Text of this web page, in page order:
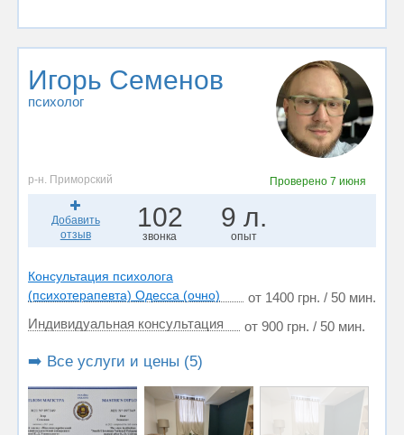
Игорь Семенов
психолог
р-н. Приморский Проверено7 июня
Добавить
отзыв
102
звонка
9 л.
опыт
Консультация психолога
(психотерапевта) Одесса (очно)
от 1400 грн. / 50 мин.
Индивидуальная консультация
от 900 грн. / 50 мин.
➡️ Все услуги и цены (5)